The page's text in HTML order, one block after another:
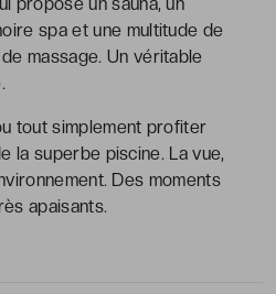
spa et une multitude de
massage. Un véritable
tout simplement profiter
la superbe piscine. La vue,
Des moments
apaisants.